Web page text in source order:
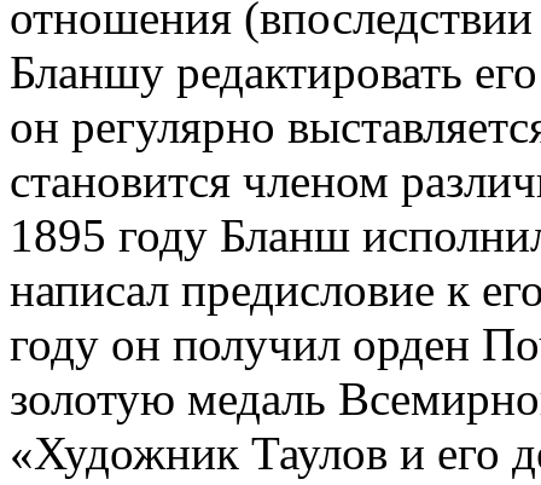
отношения
Бланшу редактировать
он регулярно
становится членом
1895 году Бланш
написал предисловие к
году он получил орден
золотую медаль
«Художник Таулов и его